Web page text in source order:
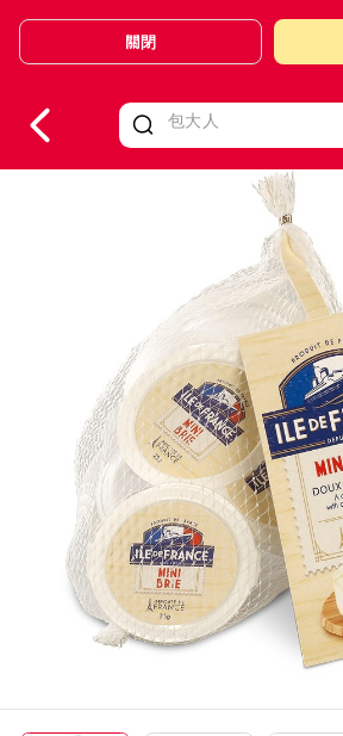
Valid Until 30 June 2026
關閉